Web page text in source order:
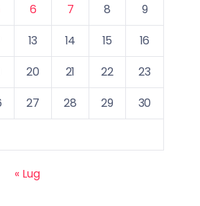
6 7 8
9
13 14 15
16
20 21 22
23
27 28 29
30
« Lug